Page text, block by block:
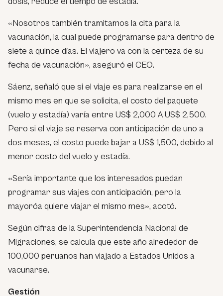
«Nosotros también tramitamos la cita para la
vacunación, la cual puede programarse para dentro de
siete a quince días. El viajero va con la certeza de su
fecha de vacunación», aseguró el CEO.
Sáenz, señaló que si el viaje es para realizarse en el
mismo mes en que se solicita, el costo del paquete
(vuelo y estadía) varía entre US$ 2,000 A US$ 2,500.
Pero si el viaje se reserva con anticipación de uno a
dos meses, el costo puede bajar a US$ 1,500, debido al
menor costo del vuelo y estadía.
«Sería importante que los interesados puedan
programar sus viajes con anticipación, pero la
mayoróa quiere viajar el mismo mes», acotó.
Según cifras de la Superintendencia Nacional de
Migraciones, se calcula que este año alrededor de
100,000 peruanos han viajado a Estados Unidos a
vacunarse.
Gestión